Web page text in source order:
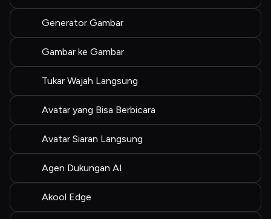
Generator Gambar
Gambar ke Gambar
Tukar Wajah Langsung
Avatar yang Bisa Berbicara
Avatar Siaran Langsung
Agen Dukungan AI
Akool Edge